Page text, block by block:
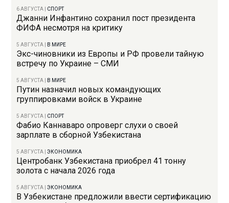
6 АВГУСТА СПОРТ
Джанни Инфантино сохранил пост президента
ФИФА несмотря на критику
5 АВГУСТА В МИРЕ
Экс-чиновники из Европы и РФ провели тайную
встречу по Украине – СМИ
5 АВГУСТА В МИРЕ
Путин назначил новых командующих
группировками войск в Украине
5 АВГУСТА СПОРТ
Фабио Каннаваро опроверг слухи о своей
зарплате в сборной Узбекистана
5 АВГУСТА |ЭКОНОМИКА
Центробанк Узбекистана приобрел 41 тонну
золота с начала 2026 года
5 АВГУСТА |ЭКОНОМИКА
В Узбекистане предложили ввести сертификацию